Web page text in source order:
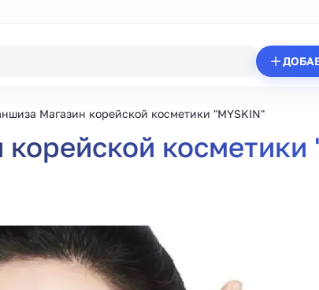
Магазин корейской косметики "MYSKIN"
косметики